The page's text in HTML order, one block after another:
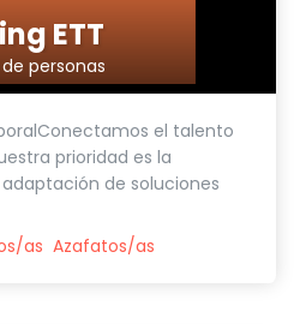
ETT
personas
el talento
prioridad es la
de soluciones
as Azafatos/as